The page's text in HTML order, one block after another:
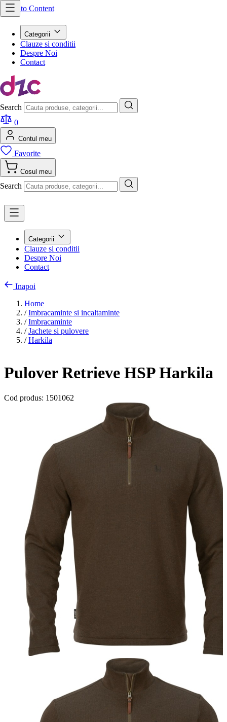
Skip to Content
Categorii
Clauze si conditii
Despre Noi
Contact
Search
0
Contul meu
Favorite
Cosul meu
Search
Categorii
Clauze si conditii
Despre Noi
Contact
Inapoi
Home
/ Imbracaminte si incaltaminte
/ Imbracaminte
/ Jachete si pulovere
/ Harkila
Pulover Retrieve HSP Harkila
Cod produs: 1501062